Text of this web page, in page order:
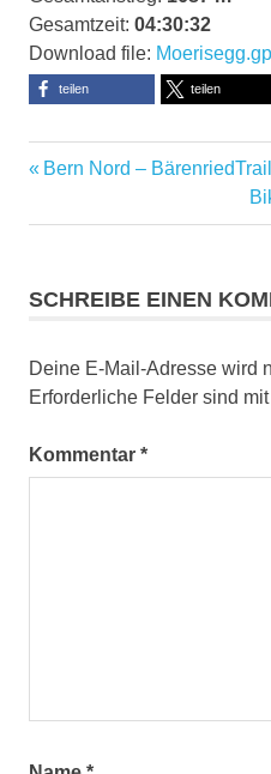
Gesamtzeit: 04:30:32
Download file:
teilen teilen
Aspiegg
Emmental
Herzroute
Gotthelf 699
Lützelflüh
Beitragsnavigation
Vorheriger
Bern Nord – BärenriedTrail
SCHREIBE EINEN
Deine E-Mail-Adresse wird
Erforderliche Felder sind mit
Kommentar *